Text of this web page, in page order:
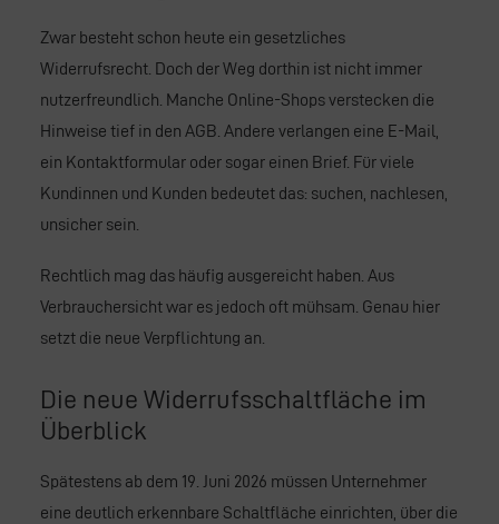
Zwar besteht schon heute ein gesetzliches
Widerrufsrecht. Doch der Weg dorthin ist nicht immer
nutzerfreundlich. Manche Online-Shopsverstecken die
Hinweise tief in den AGB. Andere verlangen eine E-Mail,
ein Kontaktformular oder sogar einen Brief. Für viele
Kundinnen und Kunden bedeutet das: suchen, nachlesen,
unsicher sein.
Rechtlich mag das häufig ausgereicht haben. Aus
Verbrauchersicht war es jedoch oft mühsam. Genau hier
setzt die neue Verpflichtung an.
Die neue Widerrufsschaltfläche im
Überblick
Spätestens ab dem 19. Juni 2026 müssen Unternehmer
eine deutlich erkennbare Schaltfläche einrichten, über die